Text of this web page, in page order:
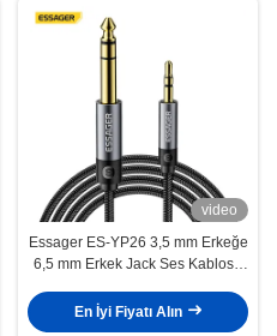
video
Essager ES-YP26 3,5 mm Erkeğe
6,5 mm Erkek Jack Ses Kablosu
Karıştırıcı
En İyi Fiyatı Alın